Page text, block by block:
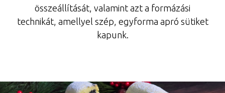
összeállítását, valamint azt a formázási
technikát, amellyel szép, egyforma apró sütiket
kapunk.